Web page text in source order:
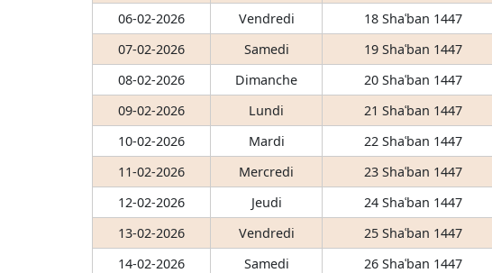
06-02-2026
Vendredi 18 Shaʿban 1447
07-02-2026
Samedi 19 Shaʿban 1447
08-02-2026
Dimanche 20 Shaʿban 1447
09-02-2026
Lundi 21 Shaʿban 1447
10-02-2026
Mardi 22 Shaʿban 1447
11-02-2026
Mercredi 23 Shaʿban 1447
12-02-2026
Jeudi 24 Shaʿban 1447
13-02-2026
Vendredi 25 Shaʿban 1447
14-02-2026
Samedi 26 Shaʿban 1447